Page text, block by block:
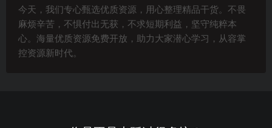
今天，我们专心甄选优质资源，用心整理精品干货。不畏
麻烦辛苦，不惧付出无获，不求短期利益，坚守纯粹本
心。海量优质资源免费开放，助力大家潜心学习，从容掌
控资源新时代。